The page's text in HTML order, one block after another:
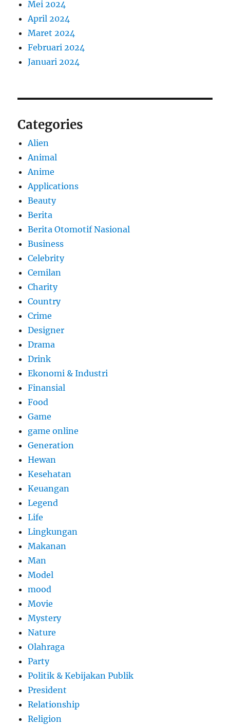
Mei 2024
April 2024
Maret 2024
Februari 2024
Januari 2024
Categories
Alien
Animal
Anime
Applications
Beauty
Berita
Berita Otomotif Nasional
Business
Celebrity
Cemilan
Charity
Country
Crime
Designer
Drama
Drink
Ekonomi & Industri
Finansial
Food
Game
game online
Generation
Hewan
Kesehatan
Keuangan
Legend
Life
Lingkungan
Makanan
Man
Model
mood
Movie
Mystery
Nature
Olahraga
Party
Politik & Kebijakan Publik
President
Relationship
Religion